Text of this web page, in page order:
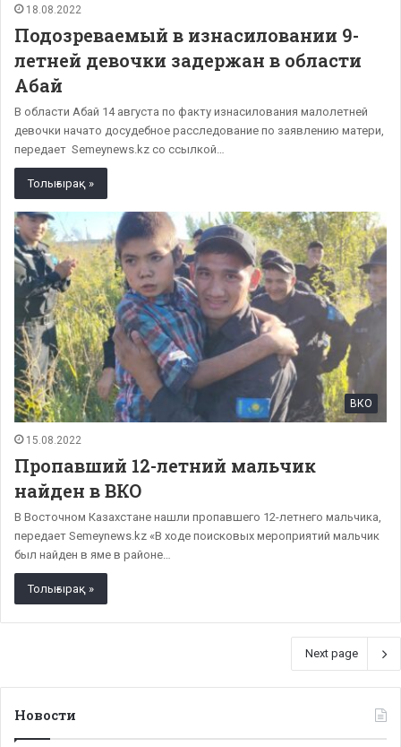
18.08.2022
Подозреваемый в изнасиловании 9-
летней девочки задержан в области
Абай
В области Абай 14 августа по факту изнасилования малолетней
девочки начато досудебное расследование по заявлению матери,
передает Semeynews.kz со ссылкой…
Толығырақ »
ВКО
15.08.2022
Пропавший 12-летний мальчик
найден в ВКО
В Восточном Казахстане нашли пропавшего 12-летнего мальчика,
передает Semeynews.kz «В ходе поисковых мероприятий мальчик
был найден в яме в районе…
Толығырақ »
Next page
Новости